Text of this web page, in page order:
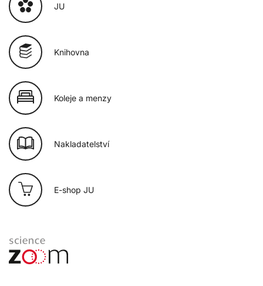
JU
Knihovna
Koleje a menzy
Nakladatelství
E-shop JU